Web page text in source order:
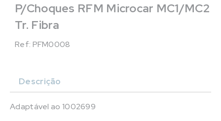
P/Choques RFM Microcar MC1/MC2
Tr. Fibra
Ref: PFM0008
Descrição
Adaptável ao 1002699